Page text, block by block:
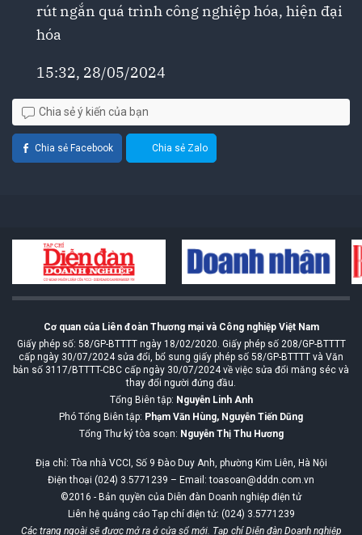
rút ngắn quá trình công nghiệp hóa, hiện đại
hóa
15:32, 28/05/2024
Chia sẻ ý kiến của bạn
Chia sẻ Facebook Chia sẻ Zalo
Cơ quan của Liên đoàn Thương mại và Công nghiệp Việt Nam
Giấy phép số: 58/GP-BTTTT ngày 18/02/2020. Giấy phép số 208/GP-BTTTT
cấp ngày 30/07/2024 sửa đổi, bổ sung giấy phép số 58/GP-BTTTT và Văn
bản số 3117/BTTTT-CBC cấp ngày 30/07/2024 về việc sửa đổi măng séc và
thay đổi người đứng đầu.
Tổng Biên tập: Nguyễn Linh Anh
Phó Tổng Biên tập: Phạm Văn Hùng, Nguyễn Tiến Dũng
Tổng Thư ký tòa soạn: Nguyễn Thị Thu Hương
Địa chỉ: Tòa nhà VCCI, Số 9 Đào Duy Anh, phường Kim Liên, Hà Nội
Điện thoại (024) 3.5771239 – Email: toasoan@dddn.com.vn
©2016 - Bản quyền của Diễn đàn Doanh nghiệp điện tử
Liên hệ quảng cáo Tạp chí điện tử: (024) 3.5771239
Các trang ngoài sẽ được mở ra ở cửa sổ mới. Tạp chí Diễn đàn Doanh nghiệp